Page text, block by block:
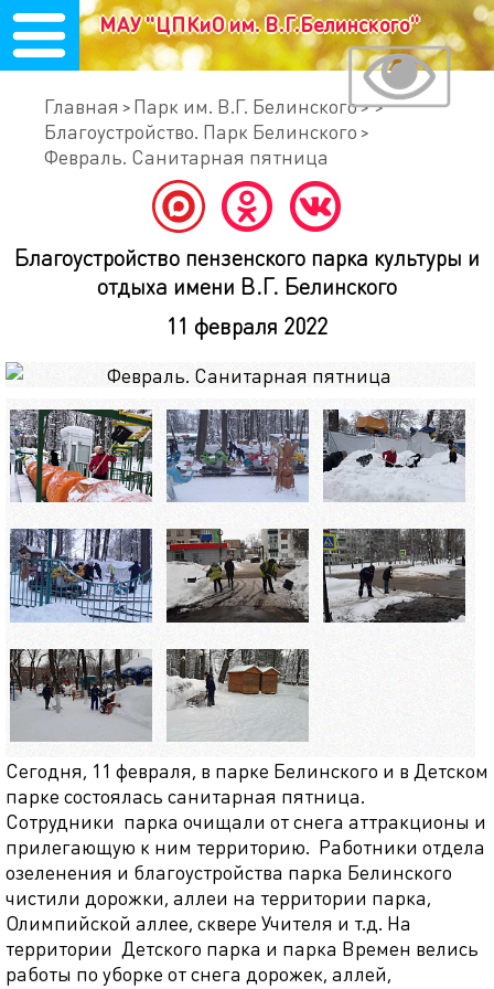
МАУ "ЦПКиО им. В.Г.Белинского"
Главная
Парк им. В.Г. Белинского
Благоустройство. Парк Белинского
Февраль. Санитарная пятница
Благоустройство пензенского парка культуры и
отдыха имени В.Г. Белинского
11 февраля 2022
Сегодня, 11 февраля, в парке Белинского и в Детском
парке состоялась санитарная пятница.
Сотрудники парка очищали от снега аттракционы и
прилегающую к ним территорию. Работники отдела
озеленения и благоустройства парка Белинского
чистили дорожки, аллеи на территории парка,
Олимпийской аллее, сквере Учителя и т.д. На
территории Детского парка и парка Времен велись
работы по уборке от снега дорожек, аллей,